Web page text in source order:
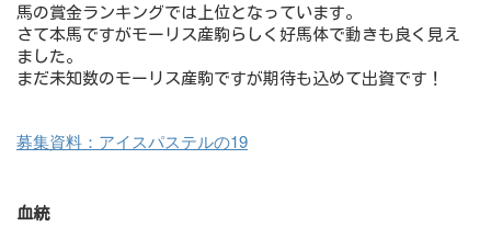
馬の賞金ランキングでは上位となっています。
さて本馬ですがモーリス産駒らしく好馬体で動きも良く見え
ました。
まだ未知数のモーリス産駒ですが期待も込めて出資です！
募集資料：アイスパステルの19
血統